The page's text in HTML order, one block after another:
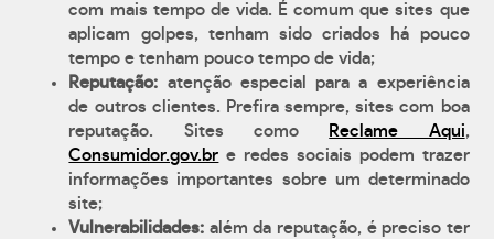
com mais tempo de vida. É comum que sites que
aplicam golpes, tenham sido criados há pouco
tempo e tenham pouco tempo de vida;
Reputação: atenção especial para a experiência
de outros clientes. Prefira sempre, sites com boa
reputação. Sites como
Reclame Aqui,
Consumidor.gov.br e redes sociais podem trazer
informações importantes sobre um determinado
site;
Vulnerabilidades: além da reputação, é preciso ter